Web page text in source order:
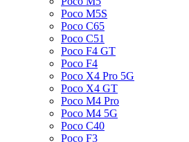
Poco M5S
Poco C65
Poco C51
Poco F4 GT
Poco F4
Poco X4 Pro 5G
Poco X4 GT
Poco M4 Pro
Poco M4 5G
Poco C40
Poco F3